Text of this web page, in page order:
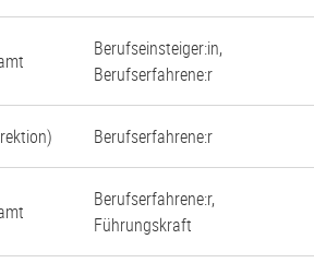
Berufseinsteiger:in,
Berufserfahrene:r
Berufserfahrene:r
Berufserfahrene:r,
Führungskraft